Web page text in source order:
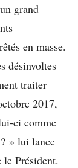
grand
en masse.
désinvoltes
traiter
2017,
ci comme
» lui lance
Président.